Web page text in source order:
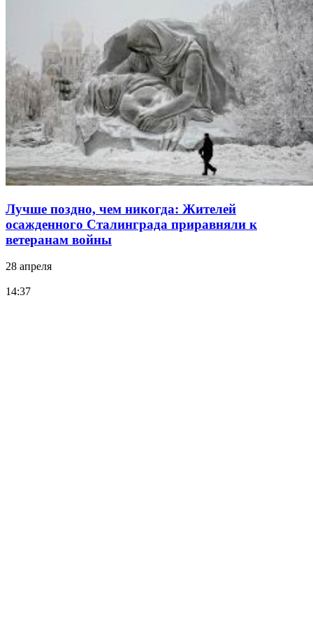
Лучше поздно, чем никогда: Жителей
осажденного Сталинграда приравняли к
ветеранам войны
28 апреля
14:37